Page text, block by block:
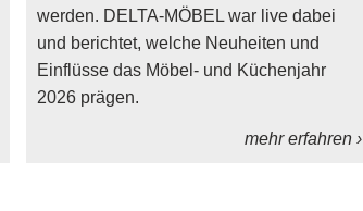
werden. DELTA-MÖBEL war live dabei
und berichtet, welche Neuheiten und
Einflüsse das Möbel- und Küchenjahr
2026 prägen.
mehr erfahren ›